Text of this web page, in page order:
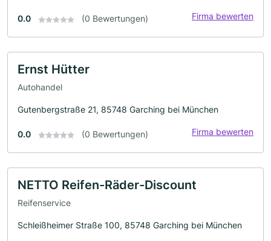
0.0 (0 Bewertungen) Firma bewerten
Ernst Hütter
Autohandel
Gutenbergstraße 21, 85748 Garching bei München
0.0 (0 Bewertungen) Firma bewerten
NETTO Reifen-Räder-Discount
Reifenservice
Schleißheimer Straße 100, 85748 Garching bei München